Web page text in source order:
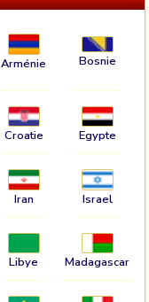
Arménie Bosnie
Croatie Egypte
Iran Israel
Libye Madagascar